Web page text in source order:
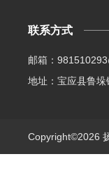
联系方式
邮箱：
地址：宝应县鲁垛
Copyright©2026